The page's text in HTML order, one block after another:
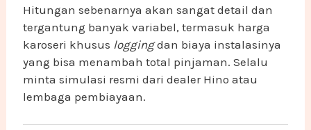
Hitungan sebenarnya akan sangat detail dan
tergantung banyak variabel, termasuk harga
karoseri khusus loggingdan biaya instalasinya
yang bisa menambah total pinjaman. Selalu
minta simulasi resmi dari dealer Hino atau
lembaga pembiayaan.